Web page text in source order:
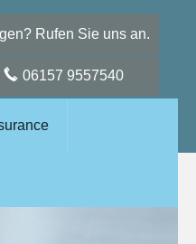
Rufen Sie uns an.
06157 9557540